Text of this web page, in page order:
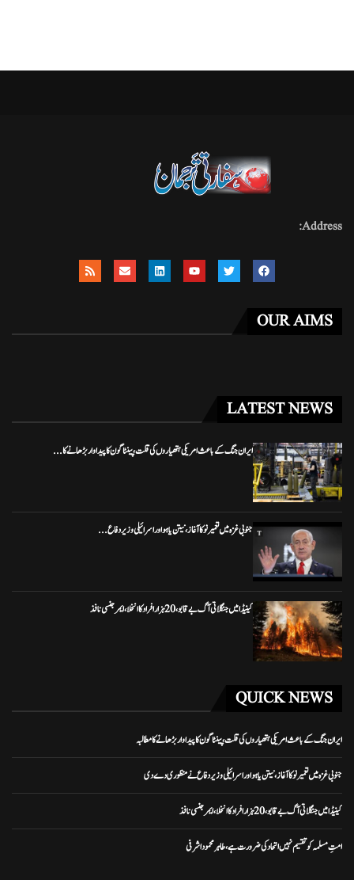
Address:
OUR AIMS
LATEST NEWS
ایران جنگ کے باعث امریکی ہتھیاروں کی قلت، پینٹاگون کا پیداوار بڑھانے کا...
جنوبی غزہ میں تعمیر نو کا آغاز، نیتن یاہو اور اسرائیلی وزیر دفاع...
کینیڈا میں جنگلاتی آگ بے قابو، 20 ہزار افراد کا انخلا، ایمرجنسی نافذ
QUICK NEWS
ایران جنگ کے باعث امریکی ہتھیاروں کی قلت، پینٹاگون کا پیداوار بڑھانے کا مطالبہ
جنوبی غزہ میں تعمیر نو کا آغاز، نیتن یاہو اور اسرائیلی وزیر دفاع نے منظوری دے دی
کینیڈا میں جنگلاتی آگ بے قابو، 20 ہزار افراد کا انخلا، ایمرجنسی نافذ
امتِ مسلمہ کو تقسیم نہیں اتحاد کی ضرورت ہے، طاہر محمود اشرفی